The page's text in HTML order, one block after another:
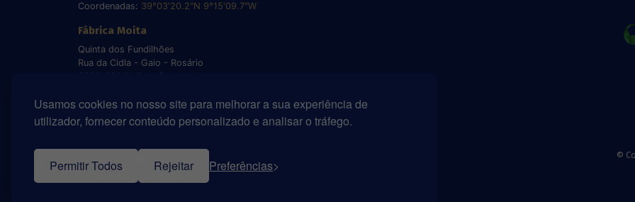
Usamos cookies no nosso site para melhorar a sua experiência de
utilizador, fornecer conteúdo personalizado e analisar o tráfego.
Permitir Todos Rejeitar Preferências
Coordenadas: 39°03'20.2"N 9°15'09.7"W
Fábrica Moita
Quinta dos Fundilhões
Rua da Cidla - Gaio - Rosário
2860-630 Moita - Portugal
Coordenadas:38°40'55.8"N 9°00'22.5"W
* Chamada para a rede fixa nacional
Política de Privacidade
Código de Conduta
©